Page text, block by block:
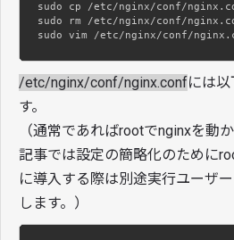
sudo cp /etc/nginx/conf/
sudo rm /etc/nginx/conf/
sudo vim /etc/nginx/conf/
/etc/nginx/conf/nginx.confには
す。
（通常であればrootでnginxを動
記事では設定の簡略化のために
に導入する際は別途実行ユーザ
します。）